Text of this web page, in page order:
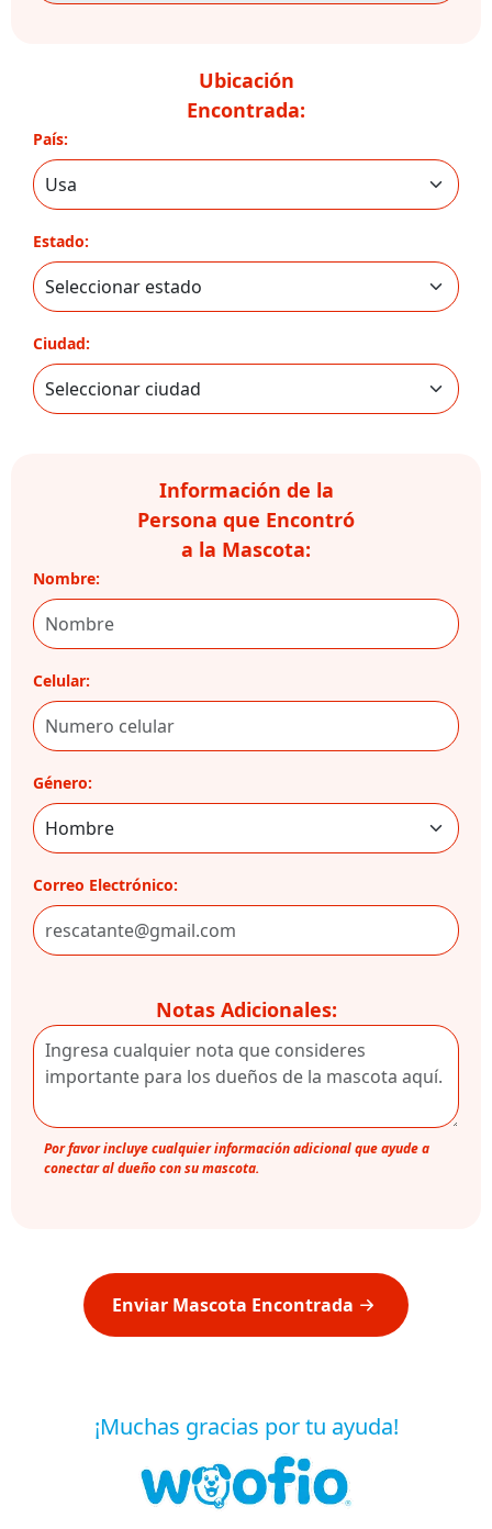
Ubicación
Encontrada:
País:
Estado:
Ciudad:
Información de la
Persona que Encontró
a la Mascota:
Nombre:
Celular:
Género:
Correo Electrónico:
Notas Adicionales:
Por favor incluye cualquier información adicional que ayude a
conectar al dueño con su mascota.
Enviar Mascota Encontrada
¡Muchas gracias por tu ayuda!